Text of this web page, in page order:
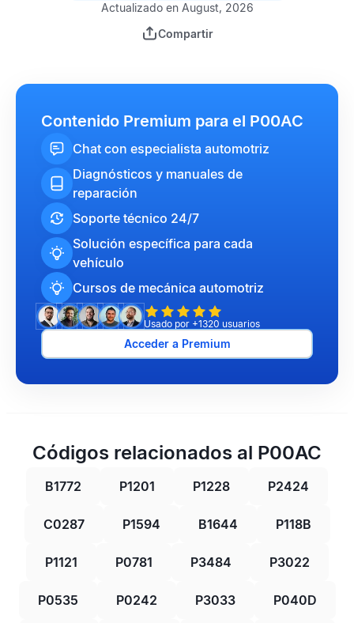
Actualizado en August, 2026
Compartir
Contenido Premium para el P00AC
Chat con especialista automotriz
Diagnósticos y manuales de
reparación
Soporte técnico 24/7
Solución específica para cada
vehículo
Cursos de mecánica automotriz
Usado por +1320 usuarios
Acceder a Premium
Códigos relacionados al P00AC
B1772 P1201 P1228 P2424
C0287 P1594 B1644 P118B
P1121 P0781 P3484 P3022
P0535 P0242 P3033 P040D